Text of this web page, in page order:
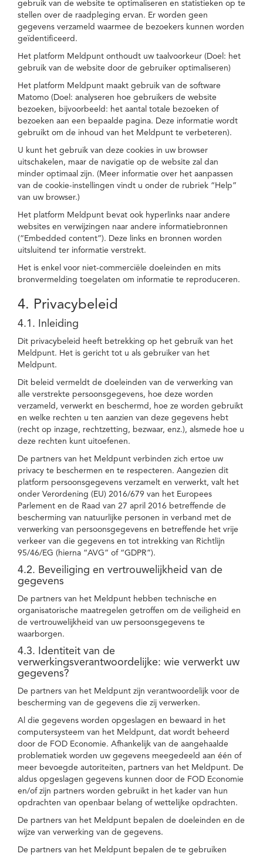
gebruik van de website te optimaliseren en statistieken op te
stellen over de raadpleging ervan. Er worden geen
gegevens verzameld waarmee de bezoekers kunnen worden
geïdentificeerd.
Het platform Meldpunt onthoudt uw taalvoorkeur (Doel: het
gebruik van de website door de gebruiker optimaliseren)
Het platform Meldpunt maakt gebruik van de software
Matomo (Doel: analyseren hoe gebruikers de website
bezoeken, bijvoorbeeld: het aantal totale bezoeken of
bezoeken aan een bepaalde pagina. Deze informatie wordt
gebruikt om de inhoud van het Meldpunt te verbeteren).
U kunt het gebruik van deze cookies in uw browser
uitschakelen, maar de navigatie op de website zal dan
minder optimaal zijn. (Meer informatie over het aanpassen
van de cookie-instellingen vindt u onder de rubriek “Help”
van uw browser.)
Het platform Meldpunt bevat ook hyperlinks naar andere
websites en verwijzingen naar andere informatiebronnen
(“Embedded content”). Deze links en bronnen worden
uitsluitend ter informatie verstrekt.
Het is enkel voor niet-commerciële doeleinden en mits
bronvermelding toegelaten om informatie te reproduceren.
4. Privacybeleid
4.1. Inleiding
Dit privacybeleid heeft betrekking op het gebruik van het
Meldpunt. Het is gericht tot u als gebruiker van het
Meldpunt.
Dit beleid vermeldt de doeleinden van de verwerking van
alle verstrekte persoonsgegevens, hoe deze worden
verzameld, verwerkt en beschermd, hoe ze worden gebruikt
en welke rechten u ten aanzien van deze gegevens hebt
(recht op inzage, rechtzetting, bezwaar, enz.), alsmede hoe u
deze rechten kunt uitoefenen.
De partners van het Meldpunt verbinden zich ertoe uw
privacy te beschermen en te respecteren. Aangezien dit
platform persoonsgegevens verzamelt en verwerkt, valt het
onder Verordening (EU) 2016/679 van het Europees
Parlement en de Raad van 27 april 2016 betreffende de
bescherming van natuurlijke personen in verband met de
verwerking van persoonsgegevens en betreffende het vrije
verkeer van die gegevens en tot intrekking van Richtlijn
95/46/EG (hierna “AVG” of “GDPR”).
4.2. Beveiliging en vertrouwelijkheid van de
gegevens
De partners van het Meldpunt hebben technische en
organisatorische maatregelen getroffen om de veiligheid en
de vertrouwelijkheid van uw persoonsgegevens te
waarborgen.
4.3. Identiteit van de
verwerkingsverantwoordelijke: wie verwerkt uw
gegevens?
De partners van het Meldpunt zijn verantwoordelijk voor de
bescherming van de gegevens die zij verwerken.
Al die gegevens worden opgeslagen en bewaard in het
computersysteem van het Meldpunt, dat wordt beheerd
door de FOD Economie. Afhankelijk van de aangehaalde
problematiek worden uw gegevens meegedeeld aan één of
meer bevoegde autoriteiten, partners van het Meldpunt. De
aldus opgeslagen gegevens kunnen door de FOD Economie
en/of zijn partners worden gebruikt in het kader van hun
opdrachten van openbaar belang of wettelijke opdrachten.
De partners van het Meldpunt bepalen de doeleinden en de
wijze van verwerking van de gegevens.
De partners van het Meldpunt bepalen de te gebruiken